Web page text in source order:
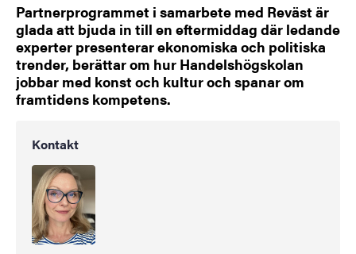
Partnerprogrammet i samarbete med Reväst är
glada att bjuda in till en eftermiddag där ledande
experter presenterar ekonomiska och politiska
trender, berättar om hur Handelshögskolan
jobbar med konst och kultur och spanar om
framtidens kompetens.
Kontakt